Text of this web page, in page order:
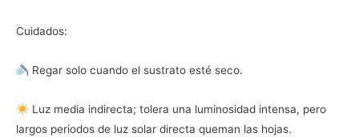
Cuidados:
Regar solo cuando el sustrato esté seco.
Luz media indirecta; tolera una luminosidad intensa, pero
largos periodos de luz solar directa queman las hojas.